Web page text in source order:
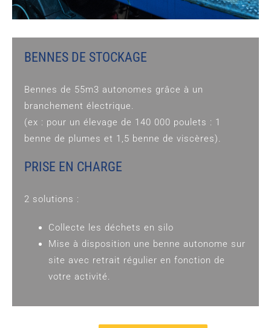
BENNES DE STOCKAGE
Bennes de 55m3 autonomes grâce à un
branchement électrique.
(ex : pour un élevage de 140 000 poulets : 1
benne de plumes et 1,5 benne de viscères).
PRISE EN CHARGE
2 solutions :
Collecte les déchets en silo
Mise à disposition une benne autonome sur
site avec retrait régulier en fonction de
votre activité.